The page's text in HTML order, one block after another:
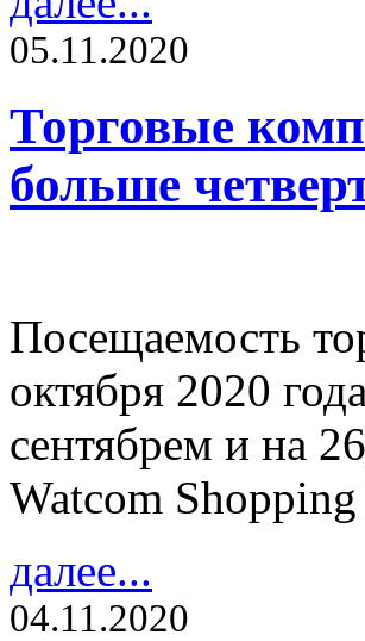
05.11.2020
Торговые
больше
Посещаемость
октября 2020
сентябрем и на
Watcom
далее...
04.11.2020